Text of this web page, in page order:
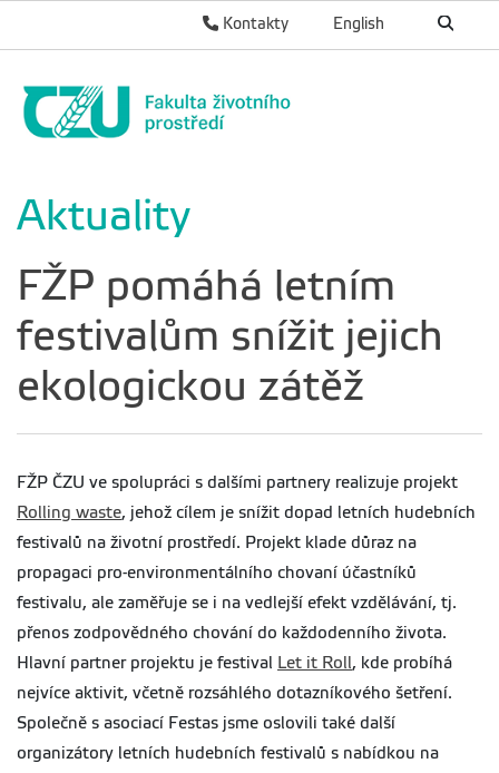
English
Kontakty
Aktuality
FŽP pomáhá letním
festivalům snížit jejich
ekologickou zátěž
FŽP ČZU ve spolupráci s dalšími partnery realizuje projekt
Rolling waste, jehož cílem je snížit dopad letních hudebních
festivalů na životní prostředí. Projekt klade důraz na
propagaci pro-environmentálního chovaní účastníků
festivalu, ale zaměřuje se i na vedlejší efekt vzdělávání, tj.
přenos zodpovědného chování do každodenního života.
Hlavní partner projektu je festival
Let it Roll , kde probíhá
nejvíce aktivit, včetně rozsáhlého dotazníkového šetření.
Společně s asociací Festas jsme oslovili také další
organizátory letních hudebních festivalů s nabídkou na